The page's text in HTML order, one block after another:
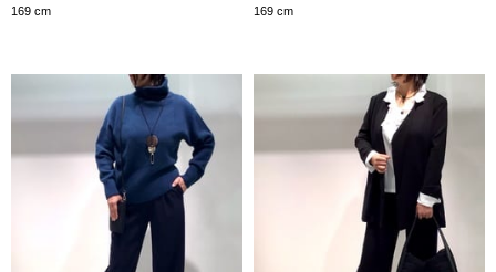
169 cm
169 cm